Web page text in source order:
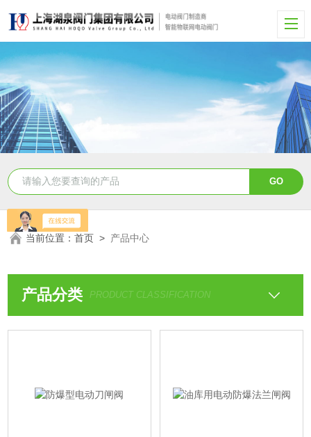
当前位置：首页 > 产品中心
产品分类 PRODUCT CLASSIFICATION